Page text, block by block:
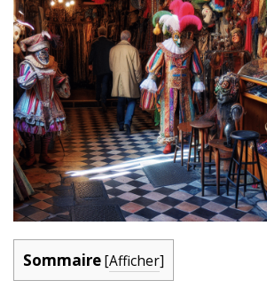
Sommaire[Afficher]